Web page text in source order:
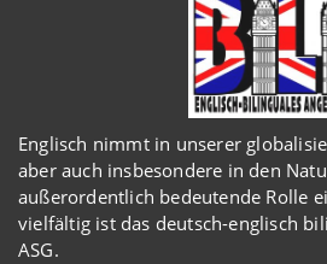
Englisch nimmt in unserer
aber auch insbesondere in den
außerordentlich bedeutende Rolle
vielfältig ist das deutsch-englisch
ASG.